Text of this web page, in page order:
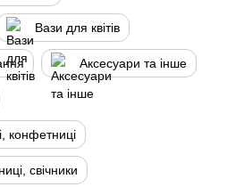
Вази для квітів
Аксесуари та інше
конфетниці
свічники